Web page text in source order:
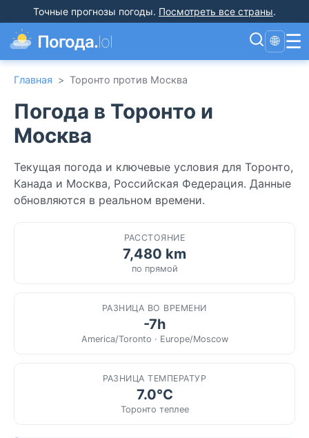
Точные прогнозы погоды. Посмотреть все страны.
Погода.lol 🌐 ☰
Главная > Торонто против Москва
Погода в Торонто и
Москва
Текущая погода и ключевые условия для Торонто,
Канада и Москва, Российская Федерация. Данные
обновляются в реальном времени.
РАССТОЯНИЕ
7,480 km
по прямой
РАЗНИЦА ВО ВРЕМЕНИ
-7h
America/Toronto · Europe/Moscow
РАЗНИЦА ТЕМПЕРАТУР
7.0°C
Торонто теплее